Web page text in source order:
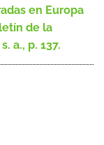
en Europa
de la
a., p. 137.